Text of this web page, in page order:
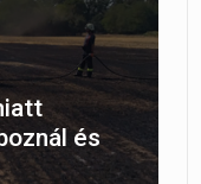
és